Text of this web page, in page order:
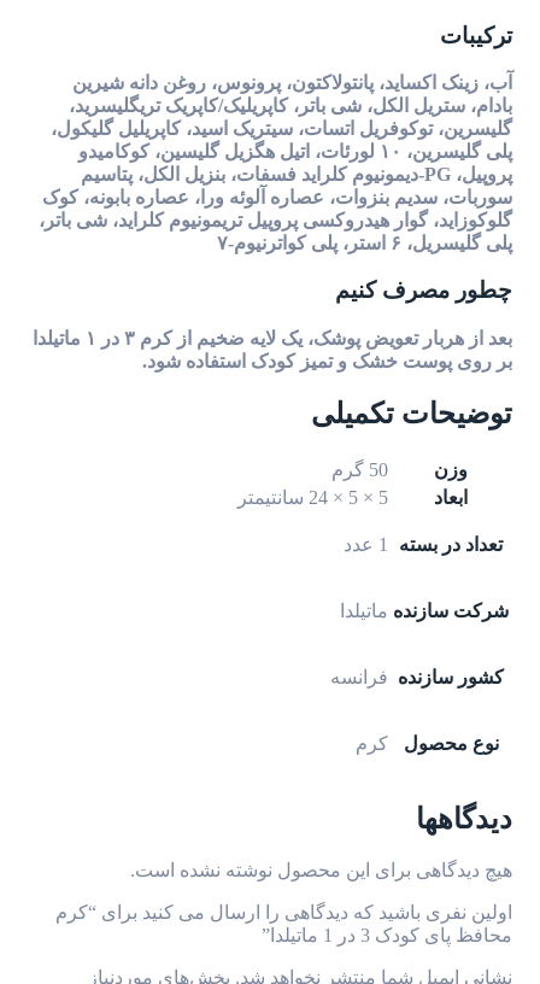
ترکیبات
آب، زینک اکساید، پانتولاکتون، پرونوس، روغن دانه شیرین
بادام، ستریل الکل، شی باتر، کاپریلیک/کاپریک تریگلیسرید،
گلیسرین، توکوفریل اتسات، سیتریک اسید، کاپریلیل گلیکول،
پلی گلیسرین، ۱۰ لورئات، اتیل هگزیل گلیسین، کوکامیدو
پروپیل، PG-دیمونیوم کلراید فسفات، بنزیل الکل، پتاسیم
سوربات، سدیم بنزوات، عصاره آلوئه ورا، عصاره بابونه، کوک
گلوکوزاید، گوار هیدروکسی پروپیل تریمونیوم کلراید، شی باتر،
پلی گلیسریل، ۶ استر، پلی کواترنیوم-۷
چطور مصرف کنیم
بعد از هربار تعویض پوشک، یک لایه ضخیم از کرم ۳ در ۱ ماتیلدا
بر روی پوست خشک و تمیز کودک استفاده شود.
توضیحات تکمیلی
وزن
50 گرم
ابعاد
5 × 5 × 24 سانتیمتر
تعداد در بسته 1 عدد
شرکت سازنده ماتیلدا
کشور سازنده فرانسه
نوع محصول کرم
دیدگاهها
هیچ دیدگاهی برای این محصول نوشته نشده است.
اولین نفری باشید که دیدگاهی را ارسال می کنید برای “کرم
محافظ پای کودک 3 در 1 ماتیلدا”
نشانی ایمیل شما منتشر نخواهد شد. بخش‌های موردنیاز